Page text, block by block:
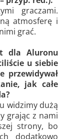
graczami.
atmosferę i
grać.
dla Aluronu
u siebie
przewidywał
jak całe
widzimy dużą
grając z nami
strony, bo
dodatkowo